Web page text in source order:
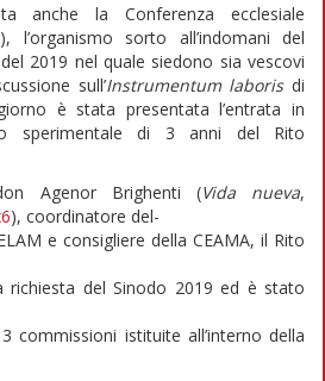
anche la Conferenza ecclesiale
l’organismo sorto all’indomani del
2019 nel quale siedono sia vescovi
sull’Instrumentum laborisdi
è stata presentata l’entrata in
sperimentale di 3 anni del Rito
Agenor Brighenti (Vida nueva,
), coordinatore del-
e consigliere della CEAMA, il Rito
del Sinodo 2019 ed è stato
commissioni istituite all’interno della